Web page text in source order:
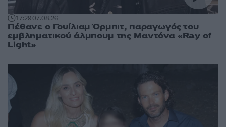
17:2907.08.26
Πέθανε ο Γουίλιαμ Όρμπιτ, παραγωγός του
εμβληματικού άλμπουμ της Μαντόνα «Ray of
Light»